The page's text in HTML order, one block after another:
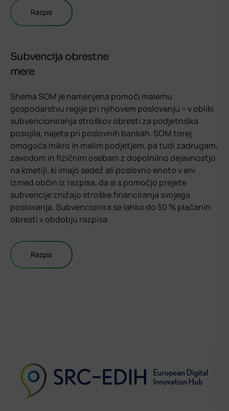
Razpis
Subvencija obrestne
mere
Shema SOM je namenjena pomoči malemu
gospodarstvu regije pri njihovem poslovanju – v obliki
subvencioniranja stroškov obresti za podjetniška
posojila, najeta pri poslovnih bankah. SOM torej
omogoča mikro in malim podjetjem, pa tudi zadrugam,
zavodom in fizičnim osebam z dopolnilno dejavnostjo
na kmetiji, ki imajo sedež ali poslovno enoto v eni
izmed občin iz razpisa, da si s pomočjo prejete
subvencije znižajo stroške financiranja svojega
poslovanja. Subvencionira se lahko do 50 % plačanih
obresti v obdobju razpisa.
Razpis